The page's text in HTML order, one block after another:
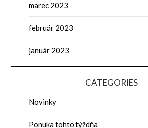
marec 2023
február 2023
január 2023
CATEGORIES
Novinky
Ponuka tohto týždňa